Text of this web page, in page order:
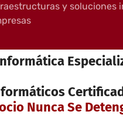
y soluciones
Nunca Se